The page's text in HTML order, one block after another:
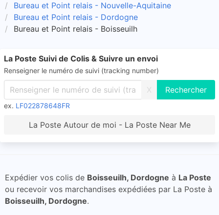
Bureau et Point relais - Nouvelle-Aquitaine
Bureau et Point relais - Dordogne
Bureau et Point relais - Boisseuilh
La Poste Suivi de Colis & Suivre un envoi
Renseigner le numéro de suivi (tracking number)
X
ex. LF022878648FR
La Poste Autour de moi - La Poste Near Me
Expédier vos colis de Boisseuilh, Dordogne à La Poste
ou recevoir vos marchandises expédiées par La Poste à
Boisseuilh, Dordogne.